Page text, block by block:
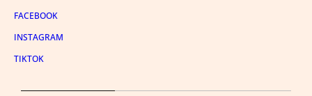
FACEBOOK
INSTAGRAM
TIKTOK